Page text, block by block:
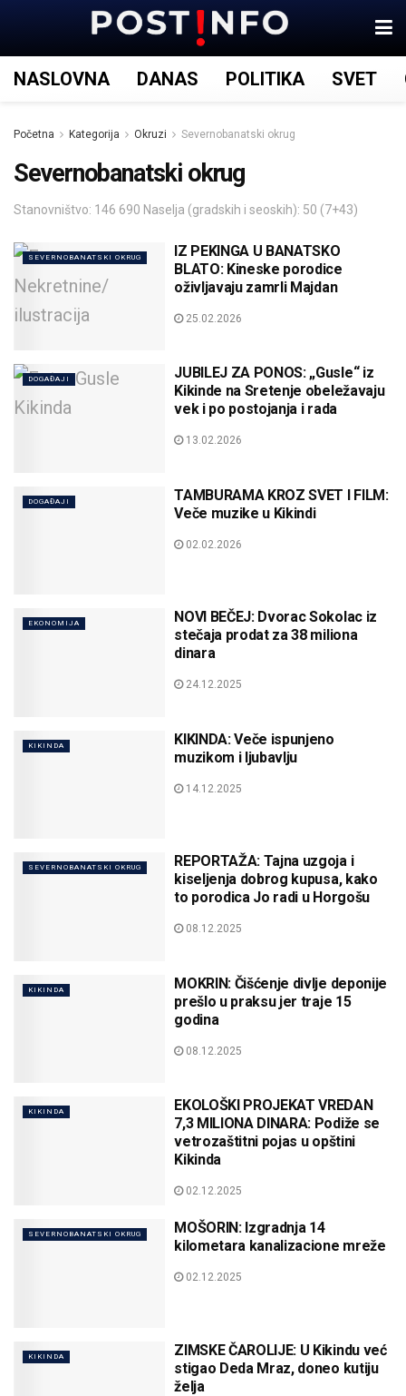
NASLOVNA DANAS POLITIKA SVET
Početna Kategorija Okruzi Severnobanatski okrug
Severnobanatski okrug
Stanovništvo: 146 690 Naselja (gradskih i seoskih): 50 (7+43)
SEVERNOBANATSKI OKRUG
IZ PEKINGA U BANATSKO
BLATO: Kineske porodice
oživljavaju zamrli Majdan
25.02.2026
DOGAĐAJI
JUBILEJ ZA PONOS: „Gusle“ iz
Kikinde na Sretenje obeležavaju
vek i po postojanja i rada
13.02.2026
DOGAĐAJI
TAMBURAMA KROZ SVET I FILM:
Veče muzike u Kikindi
02.02.2026
EKONOMIJA
NOVI BEČEJ: Dvorac Sokolac iz
stečaja prodat za 38 miliona
dinara
24.12.2025
KIKINDA
KIKINDA: Veče ispunjeno
muzikom i ljubavlju
14.12.2025
SEVERNOBANATSKI OKRUG
REPORTAŽA: Tajna uzgoja i
kiseljenja dobrog kupusa, kako
to porodica Jo radi u Horgošu
08.12.2025
KIKINDA
MOKRIN: Čišćenje divlje deponije
prešlo u praksu jer traje 15
godina
08.12.2025
KIKINDA
EKOLOŠKI PROJEKAT VREDAN
7,3 MILIONA DINARA: Podiže se
vetrozaštitni pojas u opštini
Kikinda
02.12.2025
SEVERNOBANATSKI OKRUG
MOŠORIN: Izgradnja 14
kilometara kanalizacione mreže
02.12.2025
KIKINDA
ZIMSKE ČAROLIJE: U Kikindu već
stigao Deda Mraz, doneo kutiju
želja